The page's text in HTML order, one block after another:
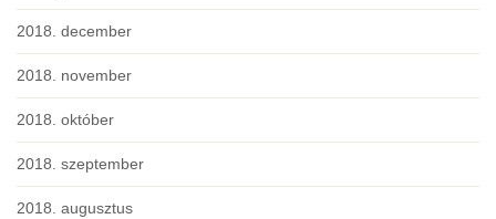
2018. december
2018. november
2018. október
2018. szeptember
2018. augusztus